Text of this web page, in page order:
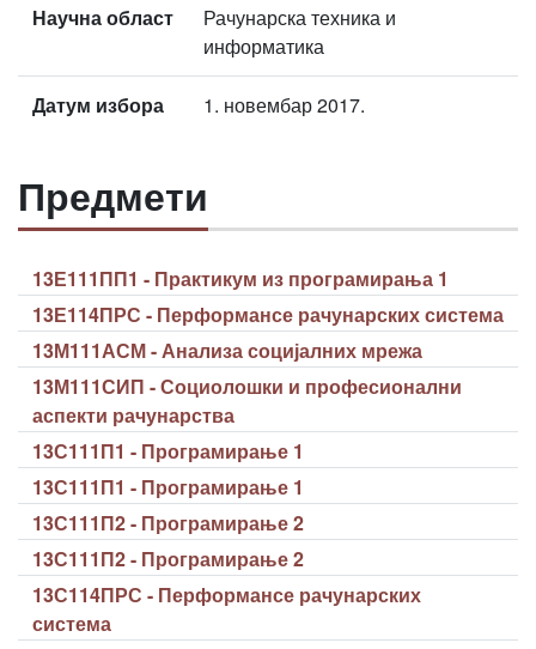
Научна област
Рачунарска техника и
информатика
Датум избора 1. новембар 2017.
Предмети
13Е111ПП1 - Практикум из програмирања 1
13Е114ПРС - Перформансе рачунарских система
13М111АСМ - Анализа социјалних мрежа
13М111СИП - Социолошки и професионални
аспекти рачунарства
13С111П1 - Програмирање 1
13С111П1 - Програмирање 1
13С111П2 - Програмирање 2
13С111П2 - Програмирање 2
13С114ПРС - Перформансе рачунарских
система